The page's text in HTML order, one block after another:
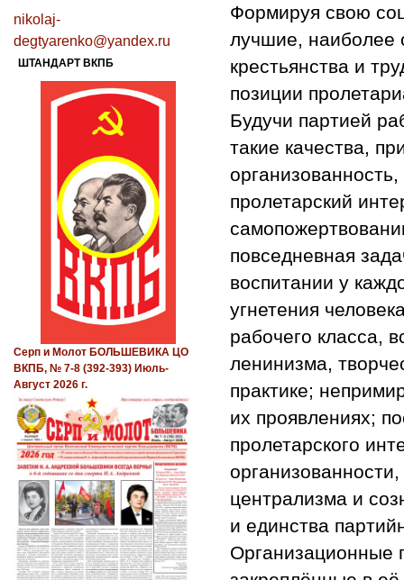
Формируя свою
лучшие, наиболее
крестьянства и
позиции
Будучи партией
такие качества,
пролетарский
повседневная
воспитании у
угнетения
рабочего класса,
ленинизма,
практике;
их проявлениях;
пролетарского
централизма и
и единства
nikolaj-
degtyarenko@yandex.ru
ШТАНДАРТ ВКПБ
Серп и Молот БОЛЬШЕВИКА ЦО
ВКПБ, № 7-8 (392-393) Июль-
Август 2026 г.